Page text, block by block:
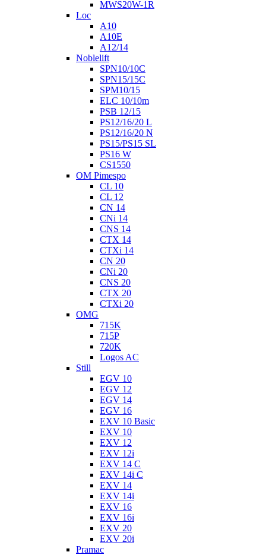
MWS20W-1R
Loc
A10
A10E
A12/14
Noblelift
SPN10/10C
SPN15/15C
SPM10/15
ELC 10/10m
PSB 12/15
PS12/16/20 L
PS12/16/20 N
PS15/PS15 SL
PS16 W
CS1550
OM Pimespo
CL 10
CL 12
CN 14
CNi 14
CNS 14
CTX 14
CTXi 14
CN 20
CNi 20
CNS 20
CTX 20
CTXi 20
OMG
715K
715P
720K
Logos AC
Still
EGV 10
EGV 12
EGV 14
EGV 16
EXV 10 Basic
EXV 10
EXV 12
EXV 12i
EXV 14 C
EXV 14i C
EXV 14
EXV 14i
EXV 16
EXV 16i
EXV 20
EXV 20i
Pramac